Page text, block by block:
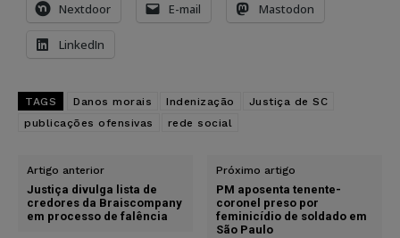
Nextdoor E-mail Mastodon
LinkedIn
TAGS Danos morais Indenização
Justiça de SC
publicações ofensivas
rede social
Artigo anterior
Justiça divulga lista de
credores da Braiscompany
em processo de falência
Próximo artigo
PM aposenta tenente-
coronel preso por
feminicídio de soldado em
São Paulo